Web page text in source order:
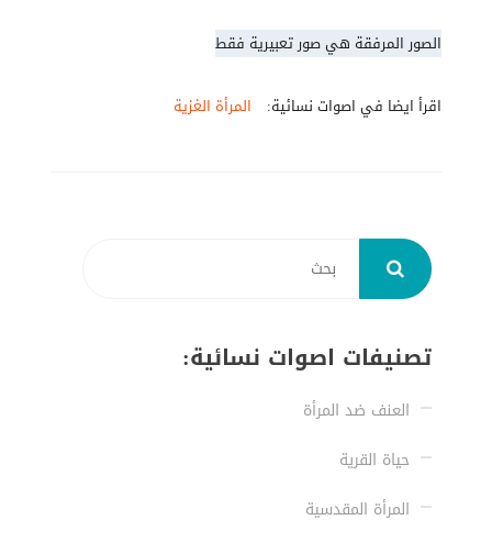
الصور المرفقة هي صور تعبيرية فقط
اقرأ ايضا في اصوات نسائية: المرأة الغزية
تصنيفات اصوات نسائية:
العنف ضد المرأة
حياة القرية
المرأة المقدسية